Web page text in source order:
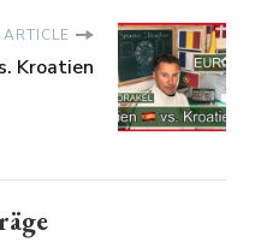
Kroatien